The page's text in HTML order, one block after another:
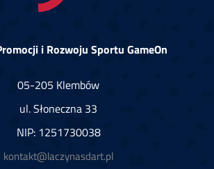
i Rozwoju Sportu GameOn
05-205 Klembów
ul. Słoneczna 33
NIP: 1251730038
kontakt@laczynasdart.pl